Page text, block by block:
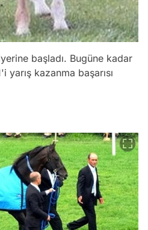
başladı. Bugüne kadar
kazanma başarısı